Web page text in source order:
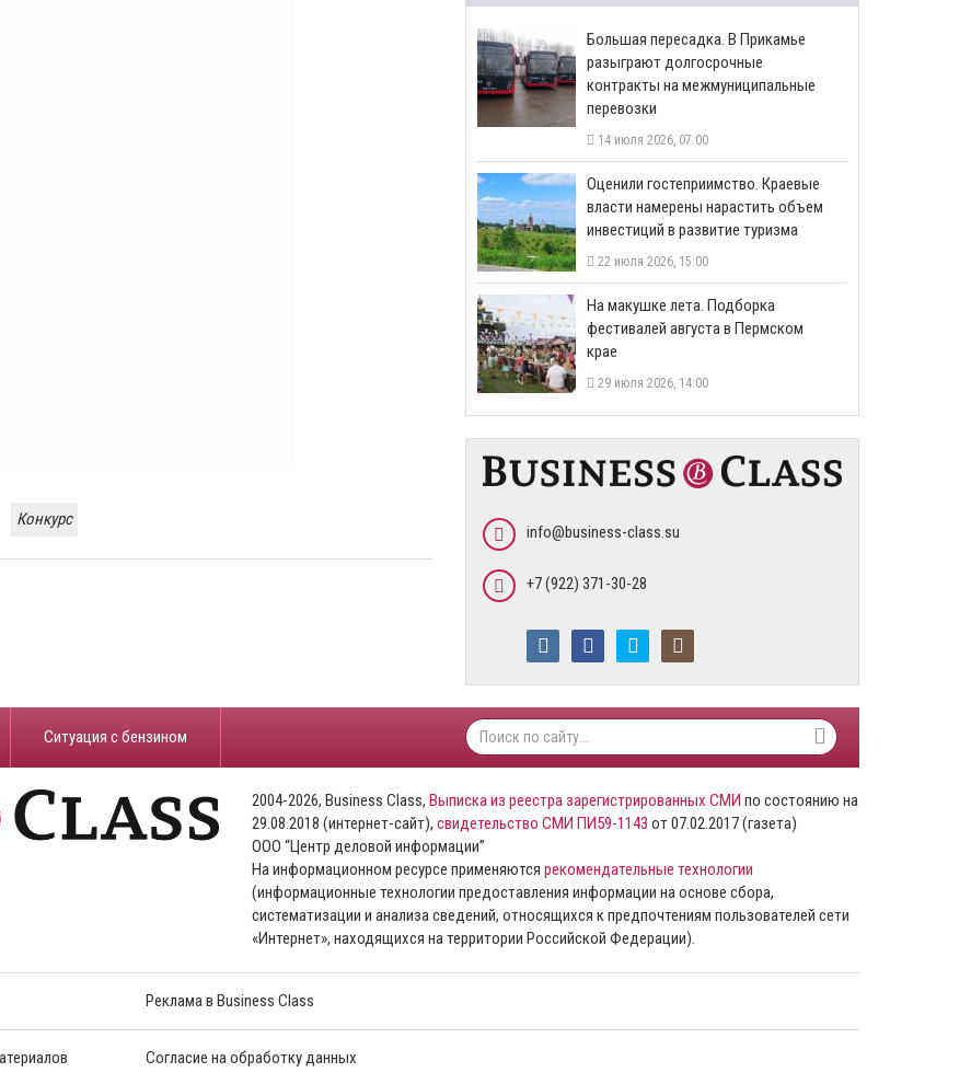
Конкурс
Большая пересадка. В Прикамье
разыграют долгосрочные
контракты на межмуниципальные
перевозки
14 июля 2026, 07:00
Оценили гостеприимство. Краевые
власти намерены нарастить объем
инвестиций в развитие туризма
22 июля 2026, 15:00
На макушке лета. Подборка
фестивалей августа в Пермском
крае
29 июля 2026, 14:00
info@business-class.su
+7 (922) 371-30-28
​Ситуация с бензином
2004-2026, Business Class, Выписка из реестра зарегистрированных СМИ по состоянию на
29.08.2018 (интернет-сайт), свидетельство СМИ ПИ59-1143 от 07.02.2017 (газета)
ООО “Центр деловой информации”
На информационном ресурсе применяются рекомендательные технологии
(информационные технологии предоставления информации на основе сбора,
систематизации и анализа сведений, относящихся к предпочтениям пользователей сети
«Интернет», находящихся на территории Российской Федерации).
Реклама в Business Class
Согласие на обработку данных